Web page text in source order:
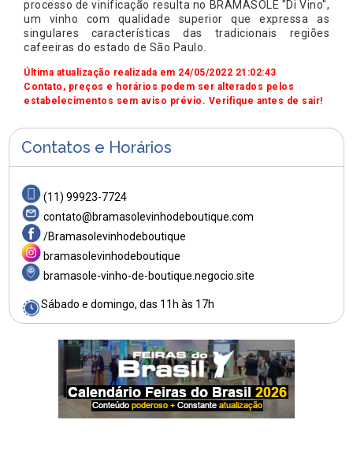
processo de vinificação resulta no BRAMASOLE "Di Vino",
um vinho com qualidade superior que expressa as
singulares características das tradicionais regiões
cafeeiras do estado de São Paulo.
Última atualização realizada em 24/05/2022 21:02:43
Contato, preços e horários podem ser alterados pelos
estabelecimentos sem aviso prévio. Verifique antes de sair!
Contatos e Horários
(11) 99923-7724
contato@bramasolevinhodeboutique.com
/Bramasolevinhodeboutique
bramasolevinhodeboutique
bramasole-vinho-de-boutique.negocio.site
Sábado e domingo, das 11h às 17h